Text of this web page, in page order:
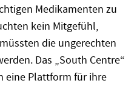
Medikamenten zu
kein Mitgefühl,
die ungerechten
Das „South Centre“
eine Plattform für ihre